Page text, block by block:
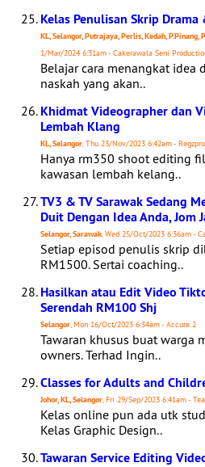
Kelas Penulisan Skrip Drama
KL, Selangor, Putrajaya, Perlis, Kedah, P.Pinang,
1/Mar/2024 6:31am - Cakerawala Seni
Belajar cara menangkat idea
naskah yang akan..
Khidmat Videographer dan
Lembah Klang
KL, Selangor, Thu 23/Nov/2023 6:42am - Regzpro
Hanya rm350 shoot editing
kawasan lembah kelang..
TV3 & TV Sarawak Sedang
Duit Dengan Idea Anda, Jom
Selangor, Sarawak, Wed 25/Oct/2023 6:36am -
Setiap episod penulis skrip
RM1500. Sertai coaching..
Hasilkan atau Edit Video
Serendah RM100 Shj
Selangor, Mon 16/Oct/2023 6:34am - Accure 2
Tawaran khusus buat warga
owners. Terhad Ingin..
Classes for Adults and
Johor, KL, Selangor, Fri 29/Sep/2023 6:41am -
Kelas online pun ada utk
Kelas Graphic Design..
Tawaran Service Editing